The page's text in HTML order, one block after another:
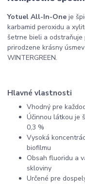
Yotuel All-In-One je
karbamid peroxidu a
šetrne bieli a odstraňuje
prirodzene krásny
WINTERGREEN.
Hlavné vlastnosti
Vhodný pre
Účinnou látkou je
0,3 %
Vysoká
biofilmu
Obsah fluoridu a
skloviny
Určené pre